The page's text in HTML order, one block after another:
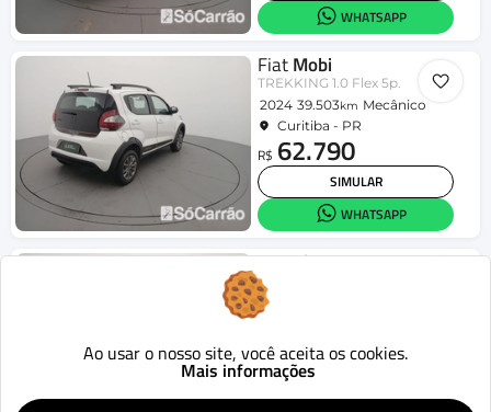
WHATSAPP
FiatMobi
TREKKING 1.0 Flex 5p.
2024 39.503km Mecânico
Curitiba - PR
R$ 62.790
SIMULAR
WHATSAPP
HyundaiHB20S
2025
R$ 80.090
Ao usar o nosso site, você aceita os cookies.
Mais informações